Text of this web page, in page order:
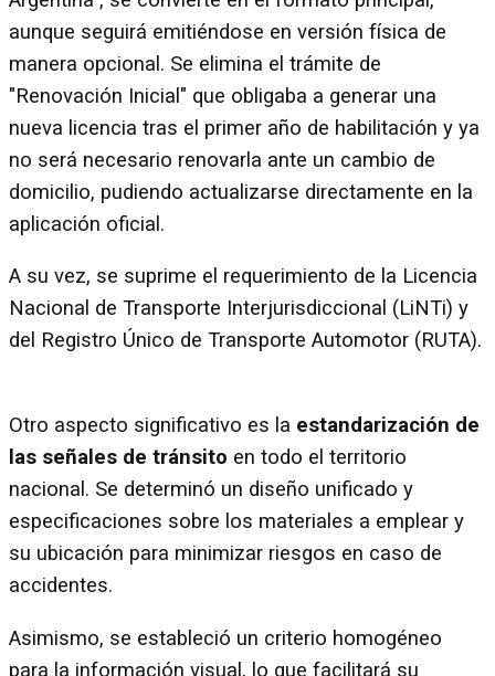
aunque seguirá emitiéndose en versión física de
manera opcional. Se elimina el trámite de
"Renovación Inicial" que obligaba a generar una
nueva licencia tras el primer año de habilitación y ya
no será necesario renovarla ante un cambio de
domicilio, pudiendo actualizarse directamente en la
aplicación oficial.
A su vez, se suprime el requerimiento de la Licencia
Nacional de Transporte Interjurisdiccional (LiNTi) y
del Registro Único de Transporte Automotor (RUTA).
Otro aspecto significativo es la estandarización de
las señales de tránsito en todo el territorio
nacional. Se determinó un diseño unificado y
especificaciones sobre los materiales a emplear y
su ubicación para minimizar riesgos en caso de
accidentes.
Asimismo, se estableció un criterio homogéneo
para la información visual, lo que facilitará su